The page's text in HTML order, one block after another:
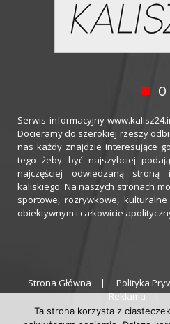
O
Serwis informacyjny
Docieramy do szerokiej rzeszy
nas każdy znajdzie interesujące
tego żeby być najszybciej
najczęściej odwiedzaną
kaliskiego. Na naszych stronach
sportowe, rozrywkowe,
obiektywnym i całkowicie
Strona Główna Polityka
Reklama
Ta strona korzysta z